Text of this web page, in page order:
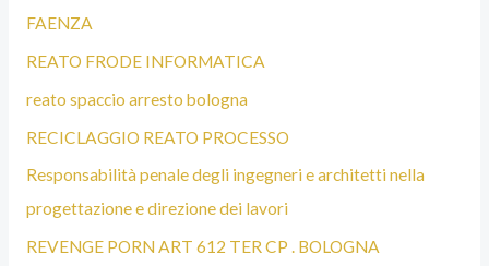
FAENZA
REATO FRODE INFORMATICA
reato spaccio arresto bologna
RECICLAGGIO REATO PROCESSO
Responsabilità penale degli ingegneri e architetti nella
progettazione e direzione dei lavori
REVENGE PORN ART 612 TER CP . BOLOGNA